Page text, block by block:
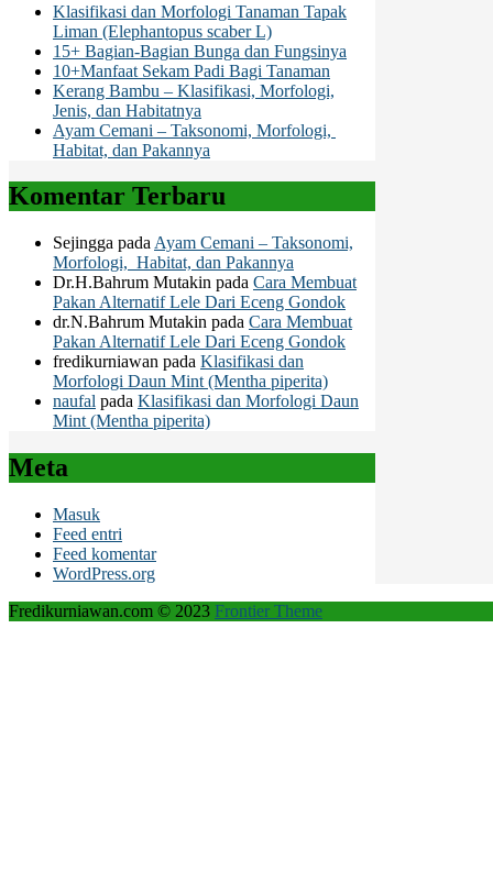
Klasifikasi dan Morfologi Tanaman Tapak
Liman (Elephantopus scaber L)
15+ Bagian-Bagian Bunga dan Fungsinya
10+Manfaat Sekam Padi Bagi Tanaman
Kerang Bambu – Klasifikasi, Morfologi,
Jenis, dan Habitatnya
Ayam Cemani – Taksonomi, Morfologi,
Habitat, dan Pakannya
Komentar Terbaru
Sejingga pada Ayam Cemani – Taksonomi,
Morfologi, Habitat, dan Pakannya
Dr.H.Bahrum Mutakin pada Cara Membuat
Pakan Alternatif Lele Dari Eceng Gondok
dr.N.Bahrum Mutakin pada Cara Membuat
Pakan Alternatif Lele Dari Eceng Gondok
fredikurniawan pada Klasifikasi dan
Morfologi Daun Mint (Mentha piperita)
naufal pada Klasifikasi dan Morfologi Daun
Mint (Mentha piperita)
Meta
Masuk
Feed entri
Feed komentar
WordPress.org
Fredikurniawan.com © 2023 Frontier Theme